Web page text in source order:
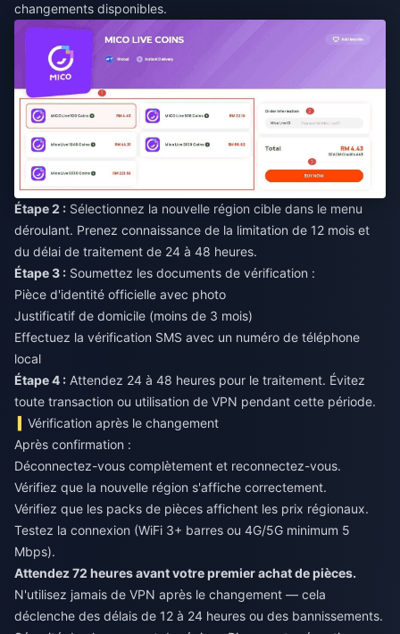
changements disponibles.
Étape 2 : Sélectionnez la nouvelle région cible dans le menu
déroulant. Prenez connaissance de la limitation de 12 mois et
du délai de traitement de 24 à 48 heures.
Étape 3 : Soumettez les documents de vérification :
Pièce d'identité officielle avec photo
Justificatif de domicile (moins de 3 mois)
Effectuez la vérification SMS avec un numéro de téléphone
local
Étape 4 : Attendez 24 à 48 heures pour le traitement. Évitez
toute transaction ou utilisation de VPN pendant cette période.
Vérification après le changement
Après confirmation :
Déconnectez-vous complètement et reconnectez-vous.
Vérifiez que la nouvelle région s'affiche correctement.
Vérifiez que les packs de pièces affichent les prix régionaux.
Testez la connexion (WiFi 3+ barres ou 4G/5G minimum 5
Mbps).
Attendez 72 heures avant votre premier achat de pièces.
N'utilisez jamais de VPN après le changement — cela
déclenche des délais de 12 à 24 heures ou des bannissements.